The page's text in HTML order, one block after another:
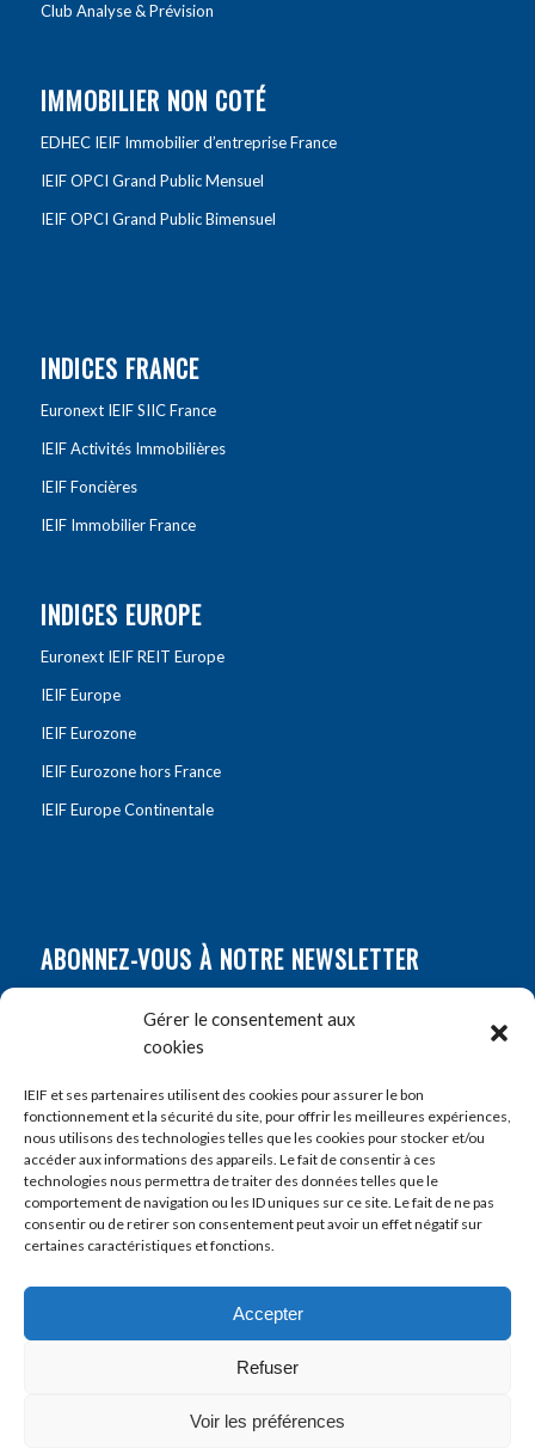
Gérer le consentement aux
cookies
IEIF et ses partenaires utilisent des cookies pour assurer le bon
fonctionnement et la sécurité du site, pour offrir les meilleures expériences,
nous utilisons des technologies telles que les cookies pour stocker et/ou
accéder aux informations des appareils. Le fait de consentir à ces
technologies nous permettra de traiter des données telles que le
comportement de navigation ou les ID uniques sur ce site. Le fait de ne pas
consentir ou de retirer son consentement peut avoir un effet négatif sur
certaines caractéristiques et fonctions.
Accepter
Refuser
Voir les préférences
Club Analyse & Prévision
IMMOBILIER NON COTÉ
EDHEC IEIF Immobilier d’entreprise France
IEIF OPCI Grand Public Mensuel
IEIF OPCI Grand Public Bimensuel
INDICES FRANCE
Euronext IEIF SIIC France
IEIF Activités Immobilières
IEIF Foncières
IEIF Immobilier France
INDICES EUROPE
Euronext IEIF REIT Europe
IEIF Europe
IEIF Eurozone
IEIF Eurozone hors France
IEIF Europe Continentale
ABONNEZ-VOUS À NOTRE NEWSLETTER
Prénom
E-mail*